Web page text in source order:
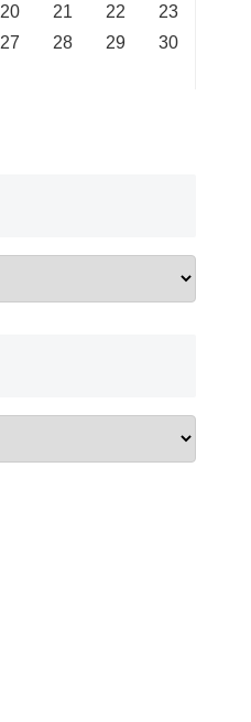
20 21 22
23
27 28 29
30